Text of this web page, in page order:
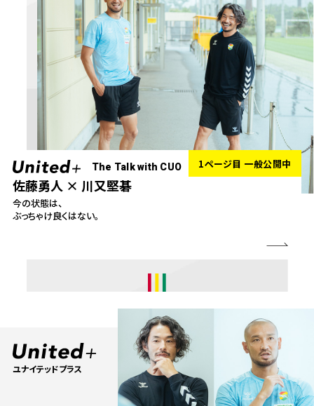
The Talk with CUO
佐藤勇人 × 川又堅碁
今の状態は、
ぶっちゃけ良くはない。
1ページ目 一般公開中
ユナイテッドプラス